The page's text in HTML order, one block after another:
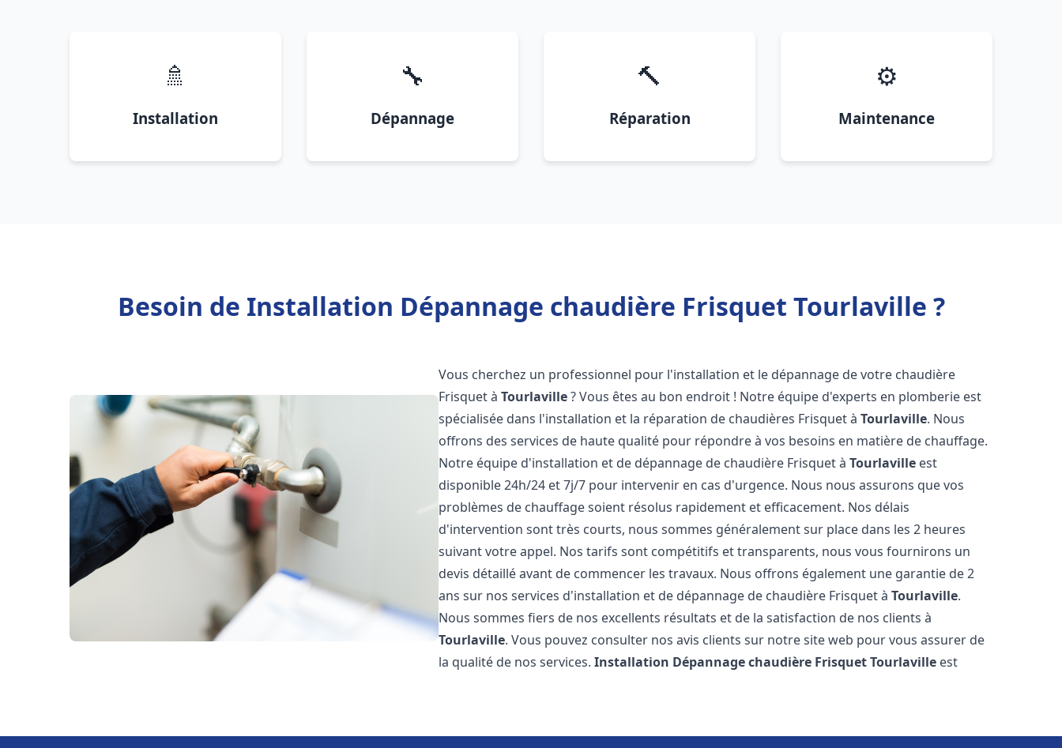
🚿
Installation
🔧
Dépannage
🔨
Réparation
⚙️
Maintenance
Besoin de Installation Dépannage chaudière Frisquet Tourlaville ?
Vous cherchez un professionnel pour l'installation et le dépannage de votre chaudière
Frisquet àTourlaville? Vous êtes au bon endroit ! Notre équipe d'experts en plomberie est
spécialisée dans l'installation et la réparation de chaudières Frisquet àTourlaville. Nous
offrons des services de haute qualité pour répondre à vos besoins en matière de chauffage.
Notre équipe d'installation et de dépannage de chaudière Frisquet àTourlaville est
disponible 24h/24 et 7j/7 pour intervenir en cas d'urgence. Nous nous assurons que vos
problèmes de chauffage soient résolus rapidement et efficacement. Nos délais
d'intervention sont très courts, nous sommes généralement sur place dans les 2 heures
suivant votre appel. Nos tarifs sont compétitifs et transparents, nous vous fournirons un
devis détaillé avant de commencer les travaux. Nous offrons également une garantie de 2
ans sur nos services d'installation et de dépannage de chaudière Frisquet àTourlaville.
Nous sommes fiers de nos excellents résultats et de la satisfaction de nos clients à
Tourlaville. Vous pouvez consulter nos avis clients sur notre site web pour vous assurer de
la qualité de nos services.Installation Dépannage chaudière FrisquetTourlaville est